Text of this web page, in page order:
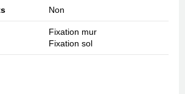
Non
Fixation mur
Fixation sol